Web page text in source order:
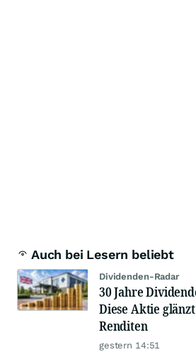
Auch bei Lesern beliebt
Dividenden-Radar
30 Jahre
Diese Aktie
Renditen
gestern 14:51